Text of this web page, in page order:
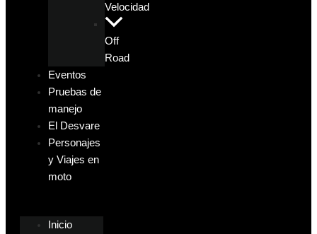
Velocidad
Off
Road
Eventos
Pruebas de
manejo
El Desvare
Personajes
y Viajes en
moto
Inicio